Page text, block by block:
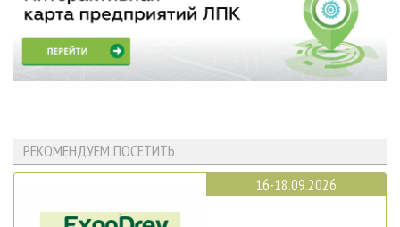
РЕКОМЕНДУЕМ ПОСЕТИТЬ
16-18.09.2026